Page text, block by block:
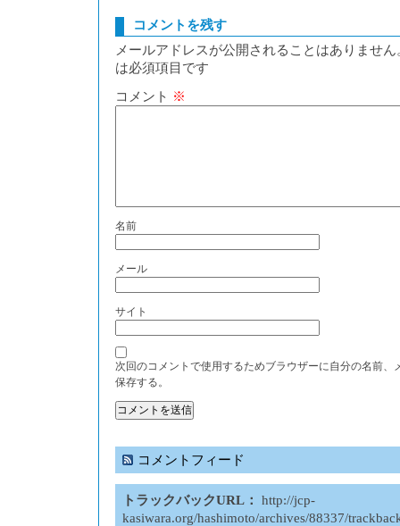
コメントを残す
メールアドレスが公開されることはありません
は必須項目です
コメント ※
名前
メール
サイト
次回のコメントで使用するためブラウザーに自分の名前、
保存する。
コメントフィード
トラックバックURL：
http://jcp-
kasiwara.org/hashimoto/archives/88337/